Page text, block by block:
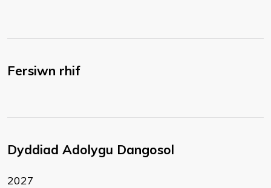
Fersiwn rhif
Dyddiad Adolygu Dangosol
2027